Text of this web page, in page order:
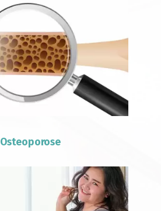
Osteoporose